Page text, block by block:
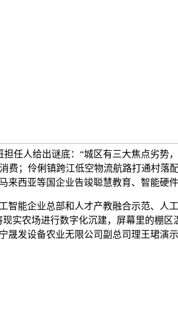
任人给出谜底：“城区有三大焦点劣
；伶俐镇跨江低空物流航路打通村落
西亚等国企业告竣聪慧教育、智能硬
企业总部和人才产教融合示范、人
实农场进行数字化沉建，屏幕里的棚
发设备农业无限公司副总司理王珺演